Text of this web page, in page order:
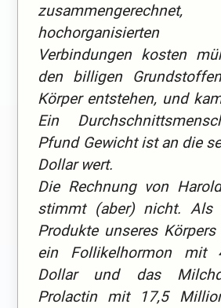
hochorganisierten
Verbindungen kosten
den billigen
Körper entstehen, und
Ein
Pfund Gewicht ist an die
Dollar wert.
Die Rechnung von
stimmt (aber) nicht. Als
Produkte unseres
ein Follikelhormon mit
Dollar und das
Prolactin mit 17,5